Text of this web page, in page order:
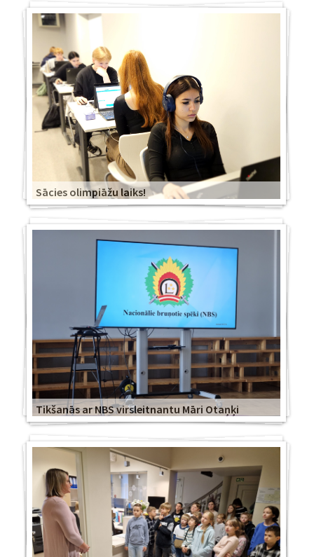
Sācies olimpiāžu laiks!
Tikšanās ar NBS virsleitnantu Māri Otaņķi